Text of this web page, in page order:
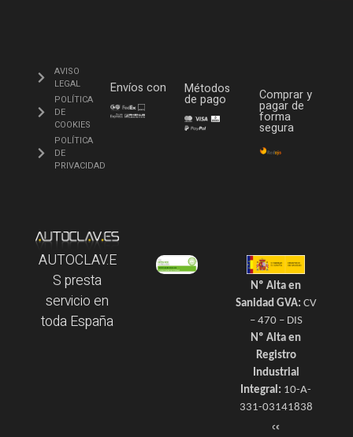
AVISO
LEGAL
POLÍTICA
DE
COOKIES
POLÍTICA
DE
PRIVACIDAD
Envíos con Métodos
de pago Comprar y
pagar de
forma
segura
AUTOCLAV.E
S presta
servicio en
toda España
Nº Alta en
Sanidad GVA: CV
– 470 – DIS
Nº Alta en
Registro
Industrial
Integral: 10-A-
331-03141838